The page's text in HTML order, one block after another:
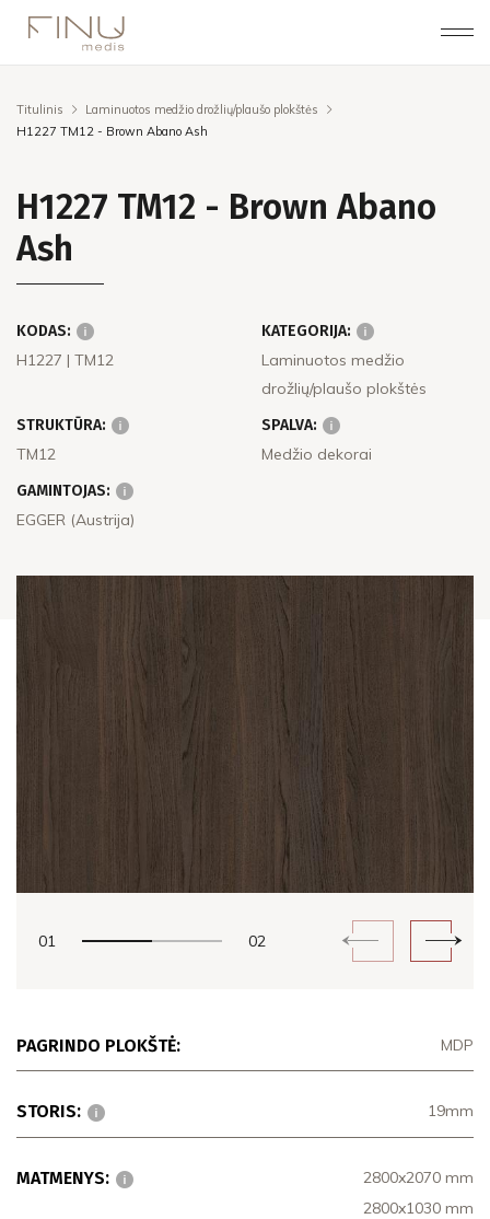
Titulinis
Laminuotos medžio drožlių/plaušo plokštės
H1227 TM12 - Brown Abano Ash
H1227 TM12 - Brown Abano
Ash
KODAS:
H1227 | TM12
KATEGORIJA:
Laminuotos medžio
drožlių/plaušo plokštės
STRUKTŪRA:
TM12
SPALVA:
Medžio dekorai
GAMINTOJAS:
EGGER (Austrija)
PAGRINDO PLOKŠTĖ: MDP
STORIS: 19mm
MATMENYS:
2800x2070 mm
2800x1030 mm
01 02